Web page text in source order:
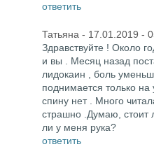
ответить
Татьяна - 17.01.2019 -
Здравствуйте ! Около
и вы . Месяц назад
лидокаин , боль
поднимается только на
спину нет . Много
страшно .Думаю, стоит
ли у меня рука?
ответить